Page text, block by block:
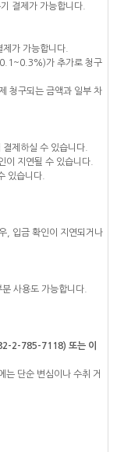
결제가 가능합니다.
가 가능합니다.
가 추가로 청구
청구되는 금액과 일부 차
제하실 수 있습니다.
이 지연될 수 있습니다.
있습니다.
, 입금 확인이 지연되거나
사용도 가능합니다.
2-785-7118) 또는 이
는 단순 변심이나 수취 거